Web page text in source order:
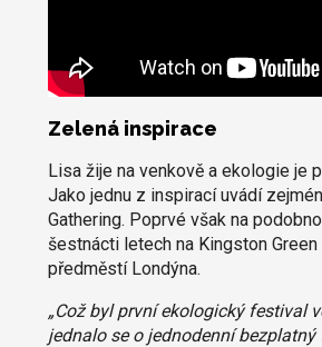
Zelená inspirace
Lisa žije na venkově a ekologie je
Jako jednu z inspirací uvádí
Gathering. Poprvé však na
šestnácti letech na Kingston Green
předměstí Londýna.
„Což byl první ekologický festival
jednalo se o jednodenní bezplatný